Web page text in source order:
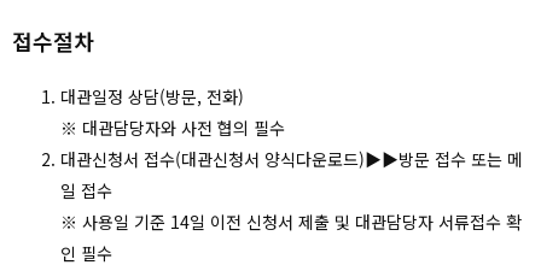
사이트도우미
권선배움마루
할인안내
접수절차
대관일정 상담(방문, 전화)
※ 대관담당자와 사전 협의 필수
대관신청서 접수(대관신청서 양식다운로드)▶▶방문 접수 또는 메
일 접수
※ 사용일 기준 14일 이전 신청서 제출 및 대관담당자 서류접수 확
인 필수